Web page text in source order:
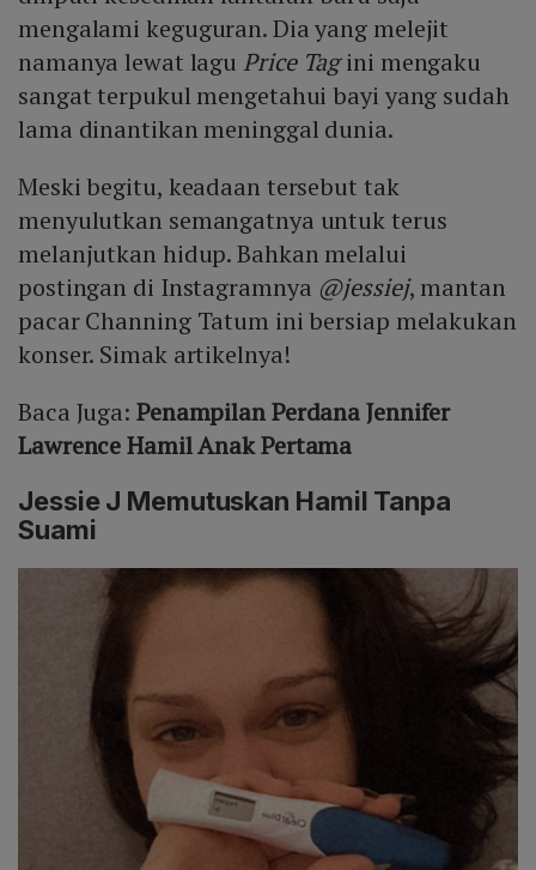
mengalami keguguran. Dia yang melejit
namanya lewat lagu Price Tagini mengaku
sangat terpukul mengetahui bayi yang sudah
lama dinantikan meninggal dunia.
Meski begitu, keadaan tersebut tak
menyulutkan semangatnya untuk terus
melanjutkan hidup. Bahkan melalui
postingan di Instagramnya @jessiej, mantan
pacar Channing Tatum ini bersiap melakukan
konser. Simak artikelnya!
Baca Juga: Penampilan Perdana Jennifer
Lawrence Hamil Anak Pertama
Jessie J Memutuskan Hamil Tanpa
Suami